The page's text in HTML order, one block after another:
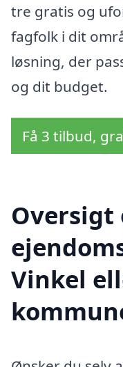
tre gratis og
fagfolk i dit
løsning, der
og dit budget.
Få 3 tilbud,
Oversigt
Vinkel